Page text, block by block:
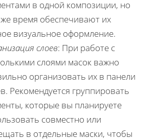
в одной композиции, но
время обеспечивают их
визуальное оформление.
слоев: При работе с
слоями масок важно
организовать их в панели
Рекомендуется группировать
которые вы планируете
совместно или
в отдельные маски, чтобы